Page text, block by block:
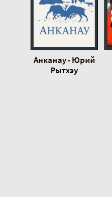
Анканау - Юрий
Рытхэу